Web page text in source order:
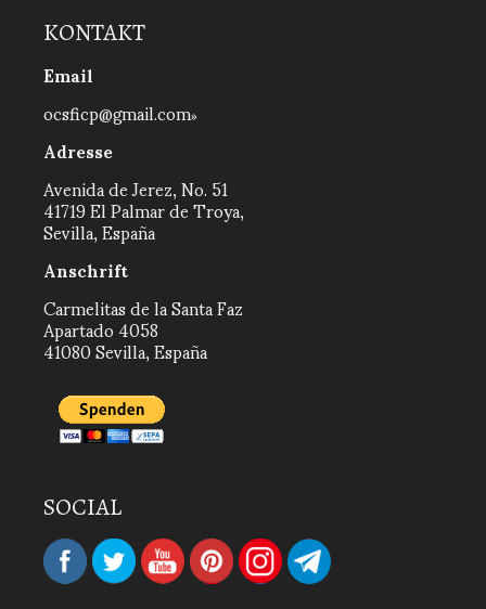
KONTAKT
Email
ocsficp@gmail.com
Adresse
Avenida de Jerez, No. 51
41719 El Palmar de Troya,
Sevilla, España
Anschrift
Carmelitas de la Santa Faz
Apartado 4058
41080 Sevilla, España
SOCIAL